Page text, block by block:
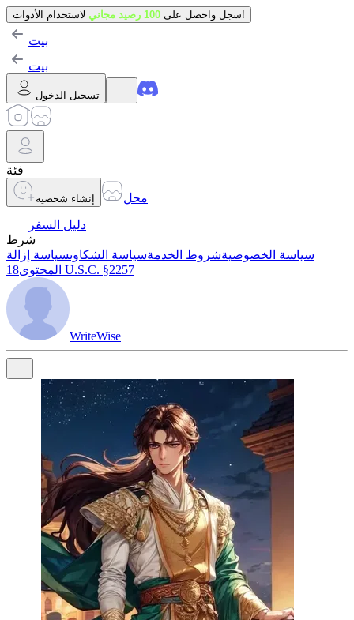
سجل واحصل على 100 رصيد مجاني لاستخدام الأدوات!
بيت
بيت
تسجيل الدخول
فئة
إنشاء شخصية
محل
دليل السفر
شرط
سياسة الخصوصيةشروط الخدمةسياسة الشكاوىسياسة إزالة
المحتوى 18 U.S.C. §2257
WriteWise